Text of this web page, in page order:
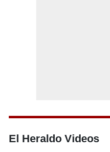
El Heraldo Videos